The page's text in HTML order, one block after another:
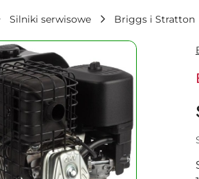
Silniki serwisowe Briggs i Stratton